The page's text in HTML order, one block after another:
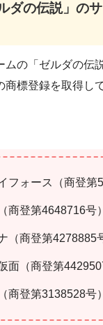
ダの伝説」の
ムの「ゼルダの伝
商標登録を取得し
フォース（商登第
商登第4648716号）
（商登第4278885
面（商登第
商登第3138528号）